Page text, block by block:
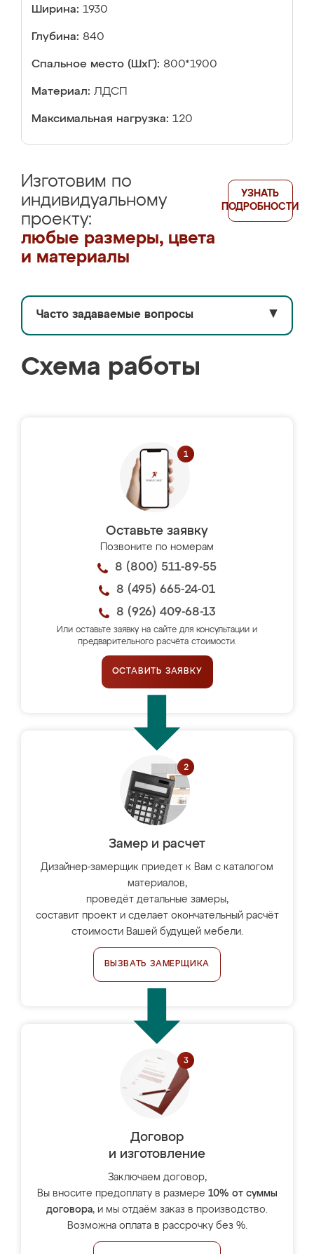
Ширина: 1930
Глубина: 840
Спальное место (ШхГ): 800*1900
Материал: ЛДСП
Максимальная нагрузка: 120
Изготовим по
индивидуальному
проекту:
любые размеры, цвета
и материалы
УЗНАТЬ
ПОДРОБНОСТИ
Часто задаваемые вопросы ▼
Схема работы
Оставьте заявку
Позвоните по номерам
8 (800) 511-89-55
8 (495) 665-24-01
8 (926) 409-68-13
Или оставьте заявку на сайте для консультации и
предварительного расчёта стоимости.
ОСТАВИТЬ ЗАЯВКУ
Замер и расчет
Дизайнер-замерщик приедет к Вам с каталогом
материалов,
проведёт детальные замеры,
составит проект и сделает окончательный расчёт
стоимости Вашей будущей мебели.
ВЫЗВАТЬ ЗАМЕРЩИКА
Договор
и изготовление
Заключаем договор,
Вы вносите предоплату в размере 10% от суммы
договора, и мы отдаём заказ в производство.
Возможна оплата в рассрочку без %.